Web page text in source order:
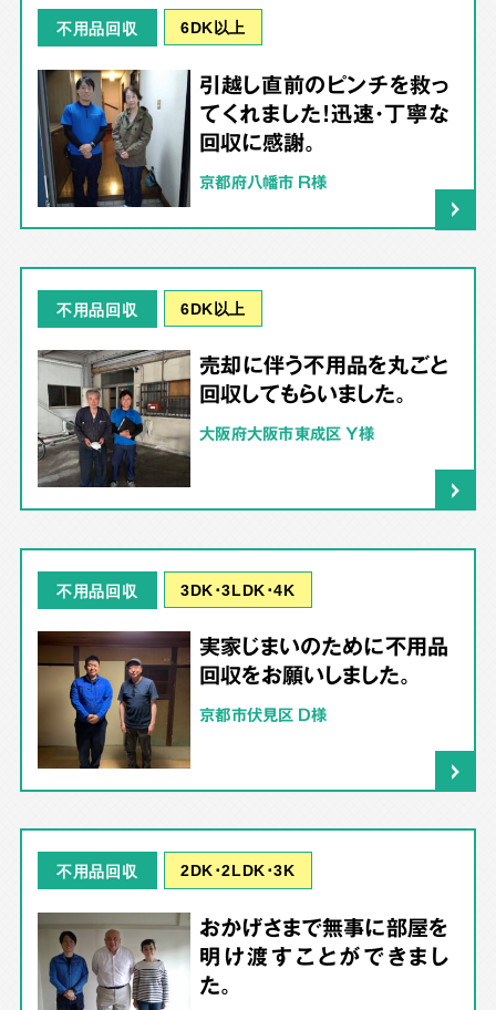
不用品回収 6DK以上
引越し直前のピンチを救っ
てくれました！迅速・丁寧な
回収に感謝。
京都府八幡市 R様
不用品回収 6DK以上
売却に伴う不用品を丸ごと
回収してもらいました。
大阪府大阪市東成区 Y様
不用品回収 3DK･3LDK･4K
実家じまいのために不用品
回収をお願いしました。
京都市伏見区 D様
不用品回収 2DK･2LDK･3K
おかげさまで無事に部屋を
明け渡すことができまし
た。